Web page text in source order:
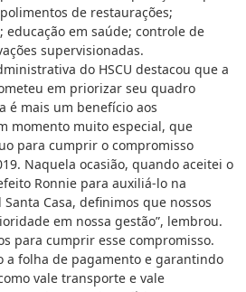
de restaurações;
em saúde; controle de
supervisionadas.
do HSCU destacou que a
em priorizar seu quadro
é mais um benefício aos
momento muito especial, que
para cumprir o compromisso
Naquela ocasião, quando aceitei o
Ronnie para auxiliá-lo na
Casa, definimos que nossos
em nossa gestão”, lembrou.
para cumprir esse compromisso.
a folha de pagamento e garantindo
vale transporte e vale